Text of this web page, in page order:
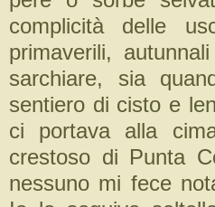
complicità delle
primaverili,
sarchiare, sia
sentiero di cisto e
ci portava alla
crestoso di Punta
nessuno mi fece